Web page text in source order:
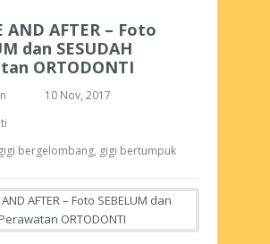
AND AFTER – Foto
dan SESUDAH
ORTODONTI
10 Nov, 2017
gigi bergelombang, gigi bertumpuk